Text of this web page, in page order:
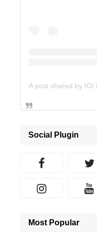
Social Plugin
Most Popular